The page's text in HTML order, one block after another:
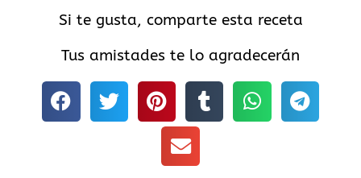
Si te gusta, comparte esta receta
Tus amistades te lo agradecerán